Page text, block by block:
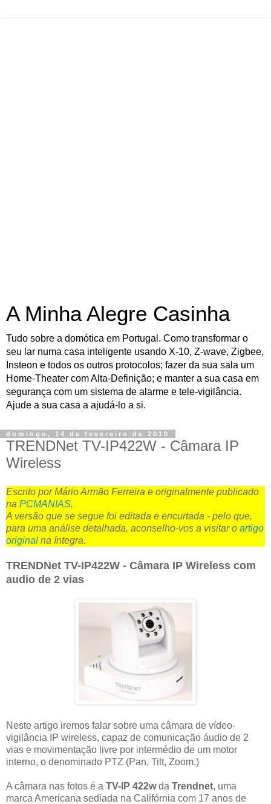
A Minha Alegre Casinha
Tudo sobre a domótica em Portugal. Como transformar o
seu lar numa casa inteligente usando X-10, Z-wave, Zigbee,
Insteon e todos os outros protocolos; fazer da sua sala um
Home-Theater com Alta-Definição; e manter a sua casa em
segurança com um sistema de alarme e tele-vigilância.
Ajude a sua casa a ajudá-lo a si.
domingo, 14 de fevereiro de 2010
TRENDNet TV-IP422W - Câmara IP
Wireless
Escrito por Mário Armão Ferreira e originalmente publicado
na PCMANIAS.
A versão que se segue foi editada e encurtada - pelo que,
para uma análise detalhada, aconselho-vos a visitar o artigo
original na íntegra.
TRENDNet TV-IP422W - Câmara IP Wireless com
audio de 2 vias
Neste artigo iremos falar sobre uma câmara de vídeo-
vigilância IP wireless, capaz de comunicação áudio de 2
vias e movimentação livre por intermédio de um motor
interno, o denominado PTZ (Pan, Tilt, Zoom.)
A câmara nas fotos é a TV-IP 422wda Trendnet, uma
marca Americana sediada na Califórnia com 17 anos de